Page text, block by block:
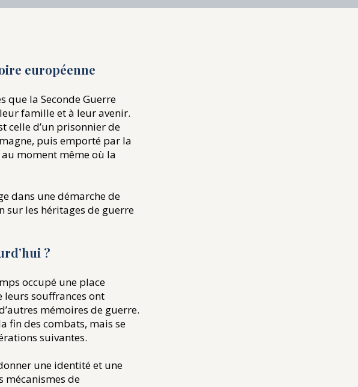
européenne
que la Seconde Guerre
famille et à leur avenir.
celle d’un prisonnier de
puis emporté par la
moment même où la
dans une démarche de
sur les héritages de guerre
?
occupé une place
leurs souffrances ont
mémoires de guerre.
fin des combats, mais se
suivantes.
une identité et une
mécanismes de